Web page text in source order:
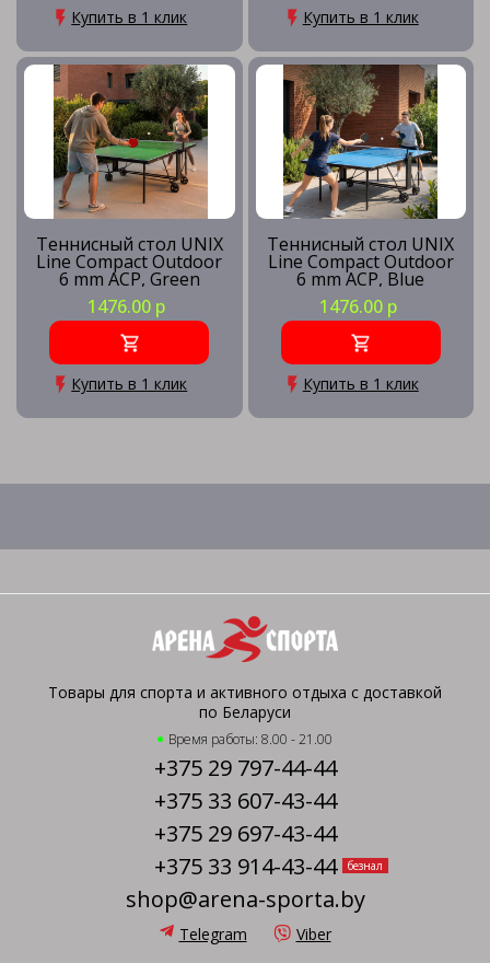
Купить в 1 клик Купить в 1 клик
Теннисный стол UNIX
Line Compact Outdoor
6 mm ACP, Green
1476.00 р
Купить в 1 клик
Теннисный стол UNIX
Line Compact Outdoor
6 mm ACP, Blue
1476.00 р
Купить в 1 клик
Товары для спорта и активного отдыха с доставкой
по Беларуси
Время работы: 8.00 - 21.00
+375 29 797-44-44
+375 33 607-43-44
+375 29 697-43-44
+375 33 914-43-44
безнал
shop@arena-sporta.by
Telegram Viber